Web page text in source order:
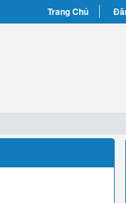
Trang Chủ